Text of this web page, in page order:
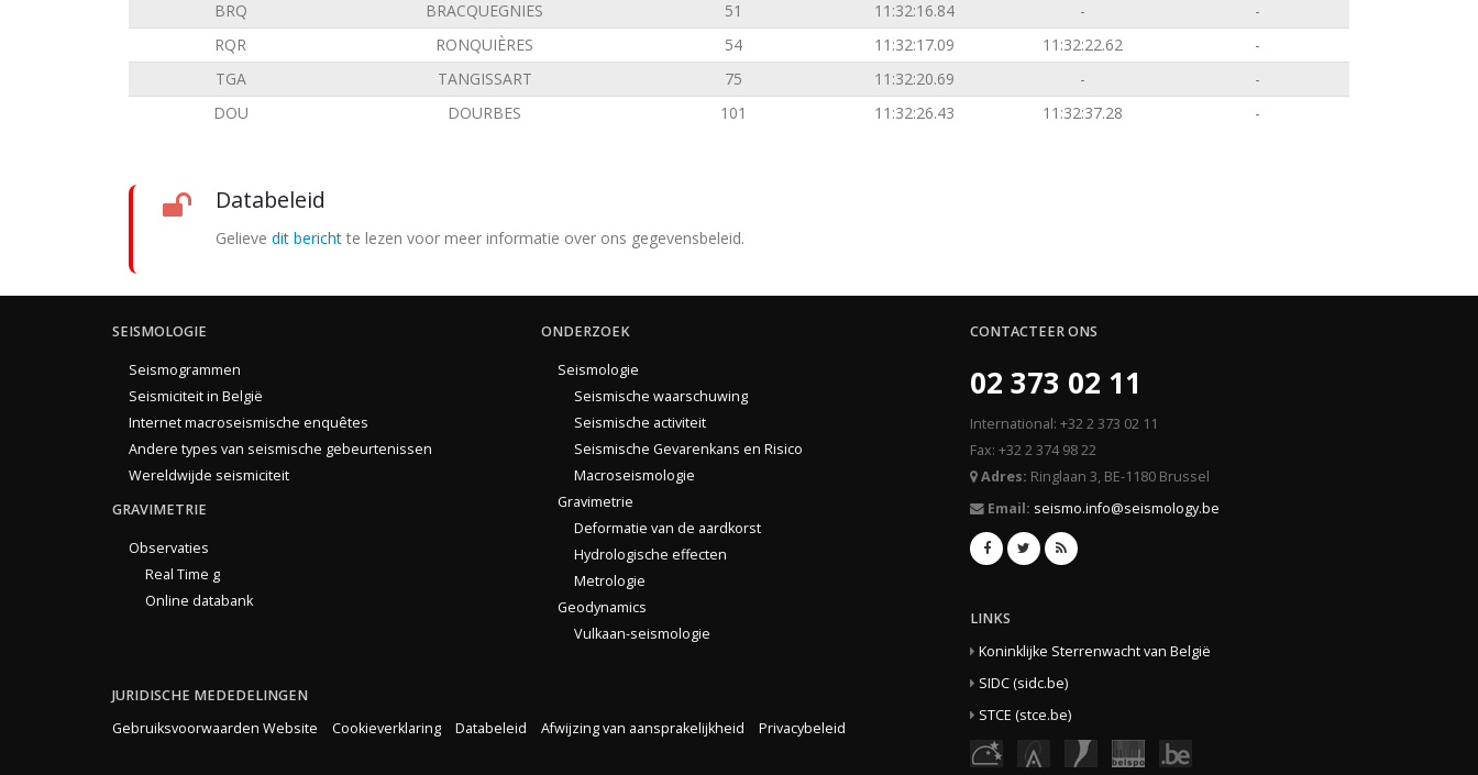
BRQ
BRACQUEGNIES 51 11:32:16.84 -
-
RQR
RONQUIÈRES 54 11:32:17.09 11:32:22.62
-
TGA
TANGISSART 75 11:32:20.69 -
-
DOU
DOURBES 101 11:32:26.43 11:32:37.28 -
Databeleid
Gelieve dit bericht te lezen voor meer informatie over ons gegevensbeleid.
SEISMOLOGIE
Seismogrammen
Seismiciteit in België
Internet macroseismische enquêtes
Andere types van seismische gebeurtenissen
Wereldwijde seismiciteit
GRAVIMETRIE
Observaties
Real Time g
Online databank
ONDERZOEK
Seismologie
Seismische waarschuwing
Seismische activiteit
Seismische Gevarenkans en Risico
Macroseismologie
Gravimetrie
Deformatie van de aardkorst
Hydrologische effecten
Metrologie
Geodynamics
Vulkaan-seismologie
JURIDISCHE MEDEDELINGEN
Gebruiksvoorwaarden Website
Cookieverklaring Databeleid Afwijzing van aansprakelijkheid Privacybeleid
CONTACTEER ONS
02 373 02 11
International: +32 2 373 02 11
Fax: +32 2 374 98 22
Adres: Ringlaan 3, BE-1180 Brussel
Email: seismo.info@seismology.be
LINKS
Koninklijke Sterrenwacht van België
SIDC (sidc.be)
STCE (stce.be)